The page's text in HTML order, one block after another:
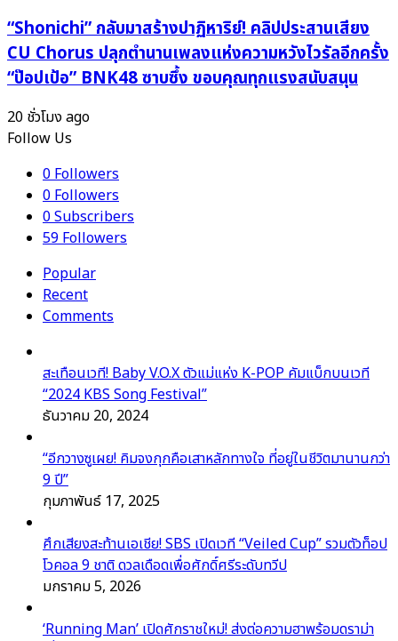
“Shonichi” กลับมาสร้างปาฏิหาริย์! คลิปประสานเสียง
CU Chorus ปลุกตำนานเพลงแห่งความหวังไวรัลอีกครั้ง
“ป๊อปเป้อ” BNK48 ซาบซึ้ง ขอบคุณทุกแรงสนับสนุน
20 ชั่วโมง ago
Follow Us
0Followers
0Followers
0Subscribers
59Followers
Popular
Recent
Comments
สะเทือนเวที! Baby V.O.X ตัวแม่แห่ง K-POP คัมแบ็กบนเวที
“2024 KBS Song Festival”
ธันวาคม 20, 2024
“อีกวางซูเผย! คิมจงกุกคือเสาหลักทางใจ ที่อยู่ในชีวิตมานานกว่า
9 ปี”
กุมภาพันธ์ 17, 2025
ศึกเสียงสะท้านเอเชีย! SBS เปิดเวที “Veiled Cup” รวมตัวท็อป
โวคอล 9 ชาติ ดวลเดือดเพื่อศักดิ์ศรีระดับทวีป
มกราคม 5, 2026
‘Running Man’ เปิดศักราชใหม่! ส่งต่อความฮาพร้อมดราม่า